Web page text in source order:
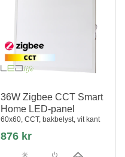
36W Zigbee CCT Smart
Home LED-panel
60x60, CCT, bakbelyst, vit kant
876 kr